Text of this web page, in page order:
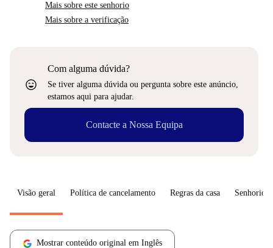
Mais sobre este senhorio
Mais sobre a verificação
sentiment_very_satisfied
Com alguma dúvida?
Se tiver alguma dúvida ou pergunta sobre este anúncio,
estamos aqui para ajudar.
Contacte a Nossa Equipa
Visão geral Política de cancelamento Regras da casa Senhorio
Mostrar conteúdo original em Inglês